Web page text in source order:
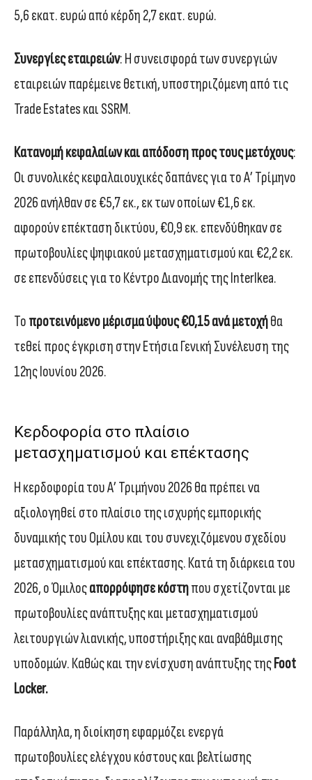
5,6 εκατ. ευρώ από κέρδη 2,7 εκατ. ευρώ.
Συνεργίες εταιρειών: Η συνεισφορά των συνεργιών
εταιρειών παρέμεινε θετική, υποστηριζόμενη από τις
Trade Estates και SSRM.
Κατανομή κεφαλαίων και απόδοση προς τους μετόχους:
Οι συνολικές κεφαλαιουχικές δαπάνες για το Α’ Τρίμηνο
2026 ανήλθαν σε €5,7 εκ., εκ των οποίων €1,6 εκ.
αφορούν επέκταση δικτύου, €0,9 εκ. επενδύθηκαν σε
πρωτοβουλίες ψηφιακού μετασχηματισμού και €2,2 εκ.
σε επενδύσεις για το Κέντρο Διανομής της InterIkea.
Το προτεινόμενο μέρισμα ύψους €0,15 ανά μετοχήθα
τεθεί προς έγκριση στην Ετήσια Γενική Συνέλευση της
12ης Ιουνίου 2026.
Κερδοφορία στο πλαίσιο
μετασχηματισμού και επέκτασης
Η κερδοφορία του Α’ Τριμήνου 2026 θα πρέπει να
αξιολογηθεί στο πλαίσιο της ισχυρής εμπορικής
δυναμικής του Ομίλου και του συνεχιζόμενου σχεδίου
μετασχηματισμού και επέκτασης. Κατά τη διάρκεια του
2026, ο Όμιλοςαπορρόφησε κόστηπου σχετίζονται με
πρωτοβουλίες ανάπτυξης και μετασχηματισμού
λειτουργιών λιανικής, υποστήριξης και αναβάθμισης
υποδομών. Καθώς και την ενίσχυση ανάπτυξης τηςFoot
Locker.
Παράλληλα, η διοίκηση εφαρμόζει ενεργά
πρωτοβουλίες ελέγχου κόστους και βελτίωσης